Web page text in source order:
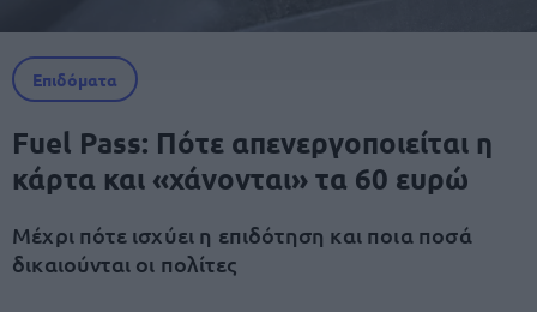
Επιδόματα
Fuel Pass: Πότε απενεργοποιείται η
κάρτα και «χάνονται» τα 60 ευρώ
Μέχρι πότε ισχύει η επιδότηση και ποια ποσά
δικαιούνται οι πολίτες